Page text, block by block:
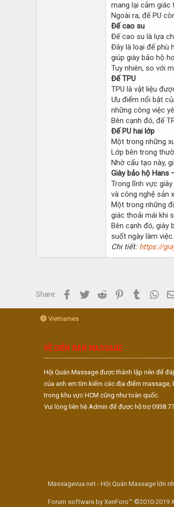
mang lại cảm giác
Ngoài ra, đế PU
Đế cao su
Đế cao su là lựa
Đây là loại đế phù
giúp giày bảo hộ
Tuy nhiên, so với
Đế TPU
TPU là vật liệu
Ưu điểm nổi bật
những công việc
Bên cạnh đó, đế
Đế PU hai lớp
Một trong những
Lớp bên trong
Nhờ cấu tạo này,
Giày bảo hộ Hans
Trong lĩnh vực
và công nghệ sản
Một trong những
giác thoải mái khi
Bên cạnh đó, giày
suốt ngày làm
Chi tiết: https://
Share: Facebook
Twitter Reddit PinterestTumblr
Vietnames
VỀ DIỄN ĐÀN MASSAGE
Hội Quán Massage được thành lập nên để
của anh em tìm kiếm các địa điểm massage,
trong khu vực HCM cũng như toàn quốc.
Vui lòng liên hệ Admin để được hỗ trợ
Massagevua.net - Hội Quán Massage lớn
Forum software by XenForo™ ©2010-2019